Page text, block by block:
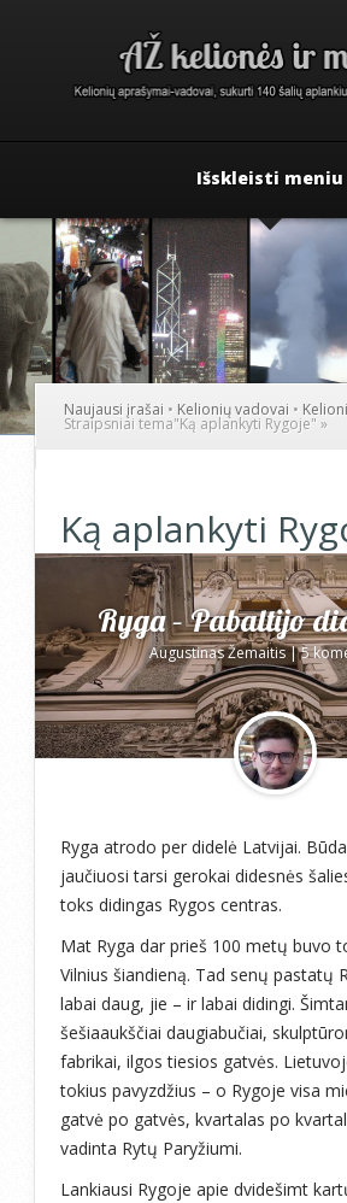
Išskleisti meniu
Naujausi įrašai • Kelionių vadovai •
Straipsniai tema"Ką aplankyti Rygoje" »
Ką aplankyti
Ryga – Pabaltijo
Augustinas Žemaitis|5
Ryga atrodo per didelė Latvijai.
jaučiuosi tarsi gerokai didesnės
toks didingas Rygos centras.
Mat Ryga dar prieš 100 metų buvo
Vilnius šiandieną. Tad senų pastatų
labai daug, jie – ir labai didingi.
šešiaaukščiai daugiabučiai,
fabrikai, ilgos tiesios gatvės.
tokius pavyzdžius – o Rygoje visa
gatvė po gatvės, kvartalas po
vadinta Rytų Paryžiumi.
Lankiausi Rygoje apie dvidešimt